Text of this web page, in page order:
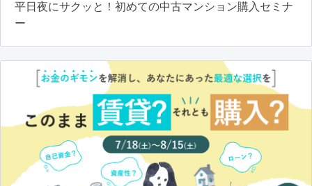
平日夜にサクッと！初めての中古マンション購入セミナ
ー